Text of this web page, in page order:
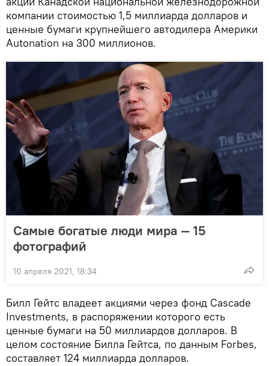
компании стоимостью 1,5 миллиарда долларов и
ценные бумаги крупнейшего автодилера Америки
Autonation на 300 миллионов.
Самые богатые люди мира — 15
фотографий
10 апреля 2021, 18:34
Билл Гейтс владеет акциями через фонд Cascade
Investments, в распоряжении которого есть
ценные бумаги на 50 миллиардов долларов. В
целом состояние Билла Гейтса, по данным Forbes,
составляет 124 миллиарда долларов.